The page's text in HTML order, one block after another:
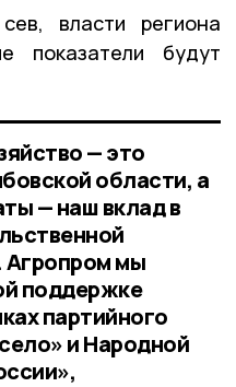
власти региона
показатели будут
— это
области, а
— наш вклад в
Агропром мы
поддержке
партийного
и Народной